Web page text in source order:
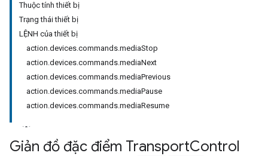
Thuộc tính thiết bị
Trạng thái thiết bị
LỆNH của thiết bị
action.devices.commands.mediaStop
action.devices.commands.mediaNext
action.devices.commands.mediaPrevious
action.devices.commands.mediaPause
action.devices.commands.mediaResume
Giản đồ đặc điểm TransportControl